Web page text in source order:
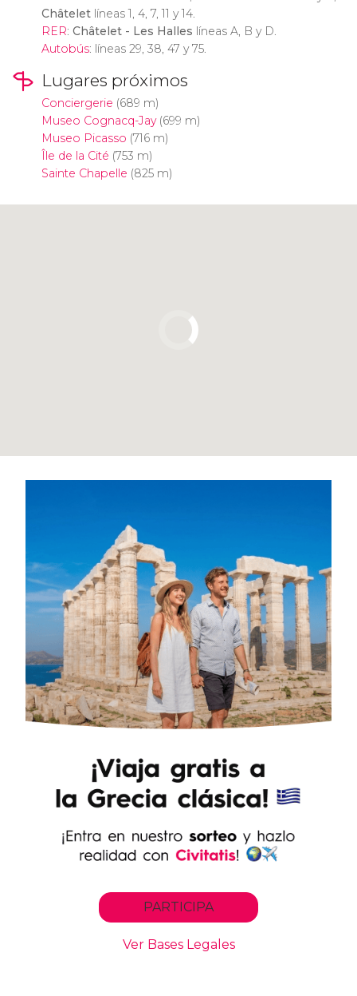
Châteletlíneas 1, 4, 7, 11 y 14.
RER: Châtelet - Les Halles líneas A, B y D.
Autobús: líneas 29, 38, 47 y 75.
Lugares próximos
Conciergerie (689 m)
Museo Cognacq-Jay(699 m)
Museo Picasso (716 m)
Île de la Cité (753 m)
Sainte Chapelle (825 m)